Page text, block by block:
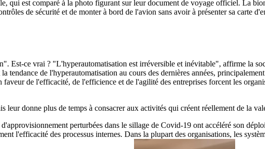
qui est comparé à la photo figurant sur leur document de voyage officiel. La
de sécurité et de monter à bord de l'avion sans avoir à présenter sa carte
Est-ce vrai ? "L'hyperautomatisation est irréversible et inévitable", affirme la
tendance de l'hyperautomatisation au cours des dernières années,
de l'efficacité, de l'efficience et de l'agilité des entreprises forcent les
leur donne plus de temps à consacrer aux activités qui créent réellement de la
perturbées dans le sillage de Covid-19 ont accéléré son
l'efficacité des processus internes. Dans la plupart des organisations, les